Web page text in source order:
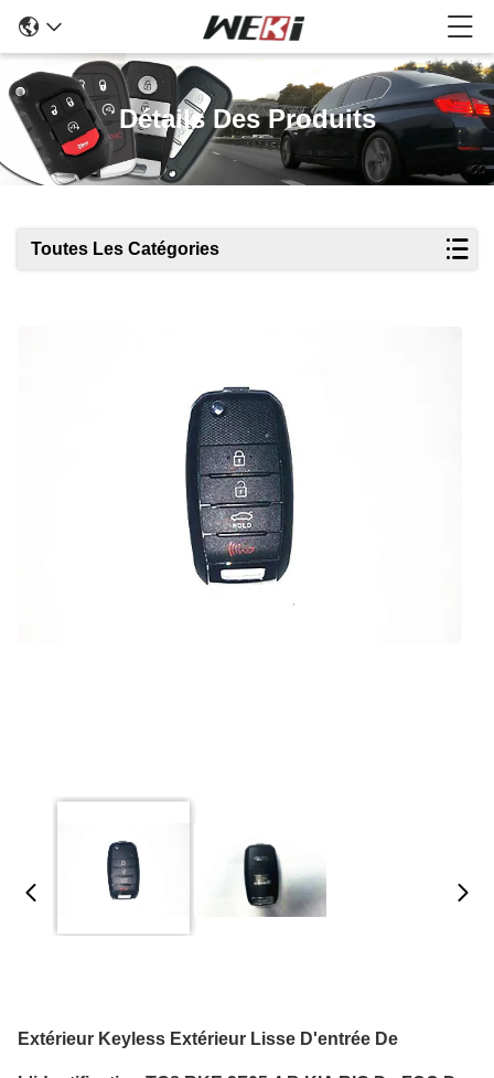
Détails Des Produits
Toutes Les Catégories
Extérieur Keyless Extérieur Lisse D'entrée De